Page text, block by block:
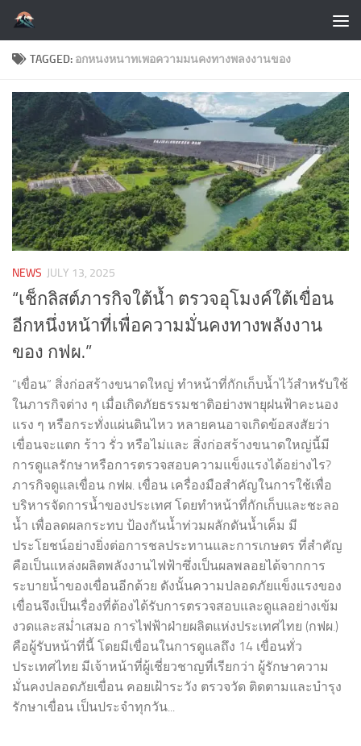
Skip to content
TAGGED: อกหนงหนาทเพอความมนคงทางพลงงานของ
NEWS JULY 13, 2025
“เช็กลิสต์ภารกิจใต้น้ำ ตรวจอุโมงค์ใต้เขื่อน
อีกหนึ่งหน้าที่เพื่อความมั่นคงทางพลังงาน
ของ กฟผ.”
“เขื่อน” สิ่งก่อสร้างขนาดใหญ่ ทำหน้าที่กักเก็บน้ำไว้สำหรับใช้
ในภารกิจต่าง ๆ เมื่อเกิดภัยธรรมชาติอย่างพายุฝนฟ้าคะนอง
แรง ๆ หรือกระทั่งแผ่นดินไหว หลายคนอาจเกิดข้อสงสัยว่า
เขื่อนจะแตก ร้าว รั่ว หรือไม่และ สิ่งก่อสร้างขนาดใหญ่นี้มี
การดูแลรักษาหรือการตรวจสอบความแข็งแรงได้อย่างไร?
ภารกิจดูแลเขื่อน กฟผ. เขื่อน เครื่องมือสำคัญในการใช้เพื่อ
บริหารจัดการน้ำของประเทศ โดยทำหน้าที่กักเก็บและชะลอ
น้ำ เพื่อลดผลกระทบ ป้องกันน้ำท่วมผลักดันน้ำเค็ม มี
ประโยชน์อย่างยิ่งต่อการชลประทานและการเกษตร ที่สำคัญ
คือเป็นแหล่งผลิตพลังงานไฟฟ้าซึ่งเป็นผลพลอยได้จากการ
ระบายน้ำของเขื่อนอีกด้วย ดังนั้นความปลอดภัยแข็งแรงของ
เขื่อนจึงเป็นเรื่องที่ต้องได้รับการตรวจสอบและดูแลอย่างเข้ม
งวดและสม่ำเสมอ การไฟฟ้าฝ่ายผลิตแห่งประเทศไทย (กฟผ.)
คือผู้รับหน้าที่นี้ โดยมีเขื่อนในการดูแลถึง 14 เขื่อนทั่ว
ประเทศไทย มีเจ้าหน้าที่ผู้เชี่ยวชาญที่เรียกว่า ผู้รักษาความ
มั่นคงปลอดภัยเขื่อน คอยเฝ้าระวัง ตรวจวัด ติดตามและบำรุง
รักษาเขื่อน เป็นประจำทุกวัน...